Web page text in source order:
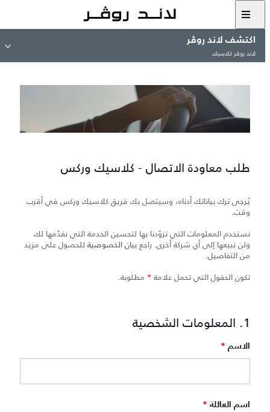
اكتشف لاند روڤر
لاند روڤر كلاسيك
طلب معاودة الاتصال - كلاسيك وركس
يُرجى ترك بياناتك أدناه، وسيتصل بك فريق كلاسيك وركس في أقرب
وقت.
نستخدم المعلومات التي تزوّدنا بها لتحسين الخدمة التي نقدّمها لك
ولن نبيعها إلى أي شركة أخرى. راجعبيان الخصوصية للحصول على مزيد
من التفاصيل.
تكون الحقول التي تحمل علامة* مطلوبة.
1. المعلومات الشخصية
الاسم *
اسم العائلة *